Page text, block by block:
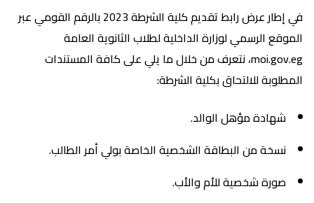
في إطار عرض رابط تقديم كلية الشرطة 2023 بالرقم القومي عبر
الموقع الرسمي لوزارة الداخلية لطلاب الثانوية العامة
moi.gov.eg، نتعرف من خلال ما يلي على كافة المستندات
المطلوبة للالتحاق بكلية الشرطة:
شهادة مؤهل الوالد.
نسخة من البطاقة الشخصية الخاصة بولي أمر الطالب.
صورة شخصية للأم والأب.